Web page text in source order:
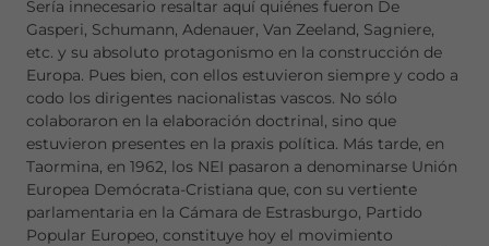
Sería innecesario resaltar aquí quiénes fueron De
Gasperi, Schumann, Adenauer, Van Zeeland, Sagniere,
etc. y su absoluto protagonismo en la construcción de
Europa. Pues bien, con ellos estuvieron siempre y codo a
codo los dirigentes nacionalistas vascos. No sólo
colaboraron en la elaboración doctrinal, sino que
estuvieron presentes en la praxis política. Más tarde, en
Taormina, en 1962, los NEI pasaron a denominarse Unión
Europea Demócrata-Cristiana que, con su vertiente
parlamentaria en la Cámara de Estrasburgo, Partido
Popular Europeo, constituye hoy el movimiento